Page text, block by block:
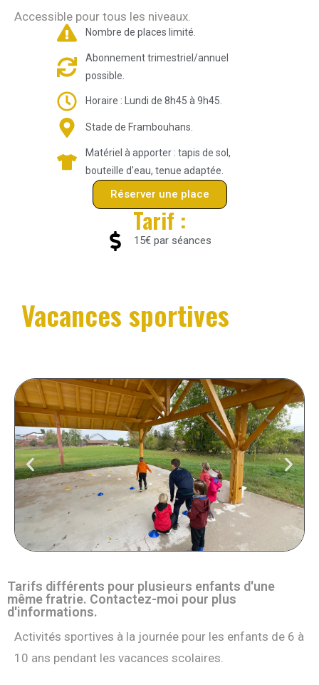
Accessible pour tous les niveaux.
Nombre de places limité.
Abonnement trimestriel/annuel
possible.
Horaire : Lundi de 8h45 à 9h45.
Stade de Frambouhans.
Matériel à apporter : tapis de sol,
bouteille d'eau, tenue adaptée.
Réserver une place
Tarif :
15€ par séances
Vacances sportives
Tarifs différents pour plusieurs enfants d'une
même fratrie. Contactez-moi pour plus
d'informations.
Activités sportives à la journée pour les enfants de 6 à
10 ans pendant les vacances scolaires.